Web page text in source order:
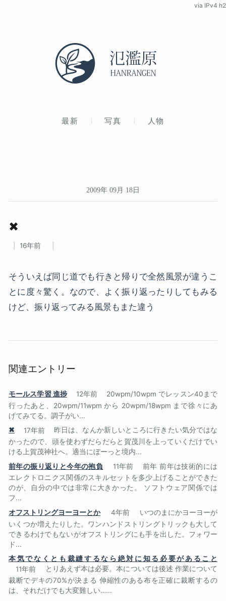
最新 写真 人物
via IPv4 h2
2009年 09月 18日
✖
16年前
そういえば同じ道でも行きと帰りで全然風景が違うこ
とに度々驚く。なので、よく振り返ったりしてもみる
けど、振り返ってみる風景もまた違う
関連エントリー
モールス学習 進捗 12年前
20wpm/10wpm でレッスン40まで
行ったあと、20wpm/11wpm から 20wpm/18wpm まで徐々にあ
げてみてる。調子がい...
✖
17年前
昨日は、なんか新しいところに行きたい気分ではな
かったので、頭を使わずだらだらと賀茂川を上っていくだけでい
ける上賀茂神社へ。適当にぼーっと境内...
前年の振り返りと今年の抱負
11年前
前年 前年は技術的には
エレクトロニクス関係のスキルセットを多少上げることができた
のが、自分の中では非常に大きかった。 ソフトウェア関係では
フ...
オフストリングヨーヨーとか
4年前
いつのまにかヨーヨーが
いくつか増えたりした。ワンハンドストリングトリックも大して
できるわけでもないがオフストリングにも手を出した。フォワー
ド...
本気でなくとも裁縫するなら絶対に知る必要があること
11年前
とりあえず本は必要。本については後述 作業について
裁断でデキの70%が決まる 伸縮性のある布を正確に裁断するの
は、それだけでも大変難しい…...